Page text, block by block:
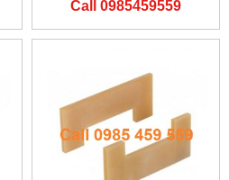
Call 0985459559